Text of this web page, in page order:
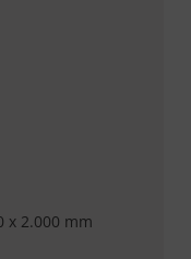
x 2.000 mm